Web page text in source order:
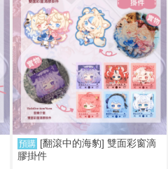
預購 [翻滾中的海豹] 雙面彩窗滴
膠掛件